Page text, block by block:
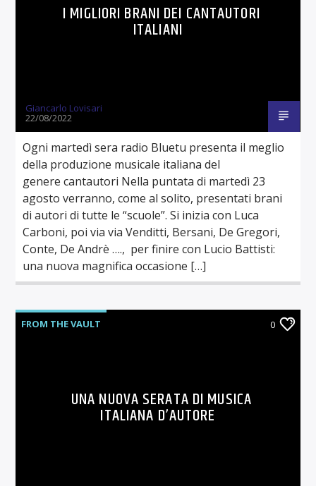
I MIGLIORI BRANI DEI CANTAUTORI
ITALIANI
Giancarlo Lovisari
22/08/2022
Ogni martedì sera radio Bluetu presenta il meglio
della produzione musicale italiana del
genere cantautori Nella puntata di martedì 23
agosto verranno, come al solito, presentati brani
di autori di tutte le “scuole”. Si inizia con Luca
Carboni, poi via via Venditti, Bersani, De Gregori,
Conte, De Andrè …., per finire con Lucio Battisti:
una nuova magnifica occasione […]
FROM THE VAULT 0
UNA NUOVA SERATA DI MUSICA
ITALIANA D’AUTORE